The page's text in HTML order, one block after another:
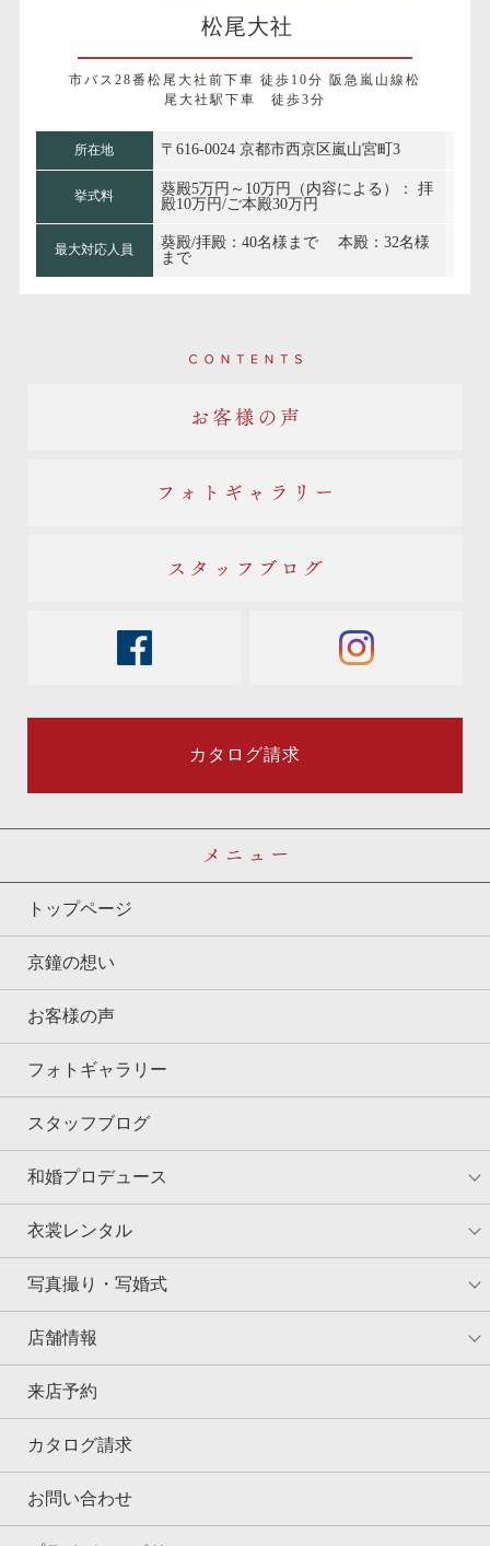
松尾大社
市バス28番松尾大社前下車 徒歩10分 阪急嵐山線松
尾大社駅下車 徒歩3分
所在地 〒616-0024 京都市西京区嵐山宮町3
挙式料
葵殿5万円～10万円（内容による）： 拝
殿10万円/ご本殿30万円
最大対応人員
葵殿/拝殿：40名様まで 本殿：32名様
まで
Contents
お客様の声
フォトギャラリー
スタッフブログ
instagram
カタログ請求
トップページ
京鐘の想い
お客様の声
フォトギャラリー
スタッフブログ
和婚プロデュース
衣裳レンタル
写真撮り・写婚式
店舗情報
来店予約
カタログ請求
お問い合わせ